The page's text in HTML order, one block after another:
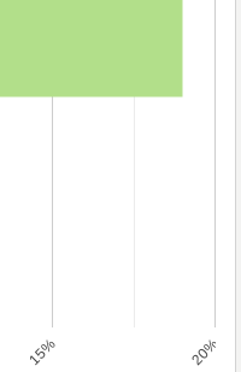
15% 20%